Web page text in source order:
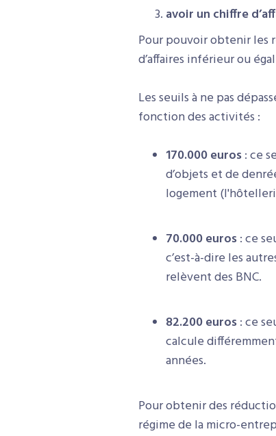
avoir un chiffre
Pour pouvoir obtenir les
d’affaires inférieur ou
Les seuils à ne pas
fonction des activités :
170.000 euros: ce
d’objets et de
logement
70.000 euros: ce
c’est-à-dire les
relèvent des BNC.
82.200 euros: ce
calcule
années.
Pour obtenir des
régime de la micro-